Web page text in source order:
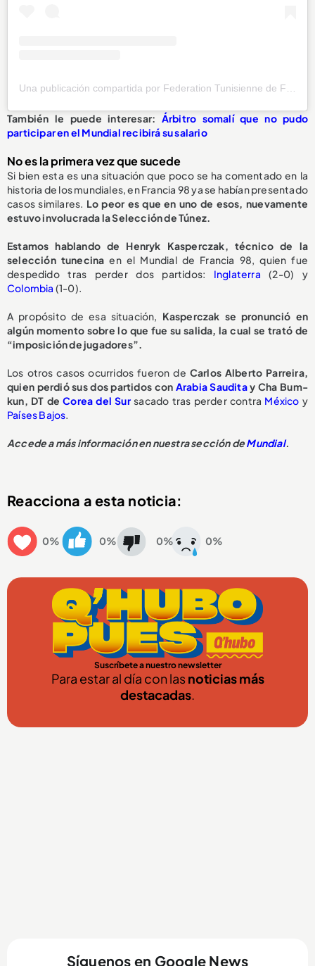
Una publicación compartida por Federation Tunisienne de Football (@ftf.tn)
También le puede interesar: Árbitro somalí que no pudo
participar en el Mundial recibirá su salario
No es la primera vez que sucede
Si bien esta es una situación que poco se ha comentado en la
historia de los mundiales, en Francia 98 ya se habían presentado
casos similares. Lo peor es que en uno de esos, nuevamente
estuvo involucrada la Selección de Túnez.
Estamos hablando de Henryk Kasperczak, técnico de la
selección tunecinaen el Mundial de Francia 98, quien fue
despedido tras perder dos partidos: Inglaterra(2-0) y
Colombia (1-0).
A propósito de esa situación, Kasperczak se pronunció en
algún momento sobre lo que fue su salida, la cual se trató de
“imposición de jugadores”.
Los otros casos ocurridos fueron de Carlos Alberto Parreira,
quien perdió sus dos partidos con Arabia Sauditay Cha Bum-
kun, DT deCorea del Sursacado tras perder contra México y
Países Bajos.
Accede a más información en nuestra sección deMundial.
Reacciona a esta noticia:
0% 0% 0% 0%
Suscríbete a nuestro newsletter
Para estar al día con lasnoticias más
destacadas.
Síguenos en Google News